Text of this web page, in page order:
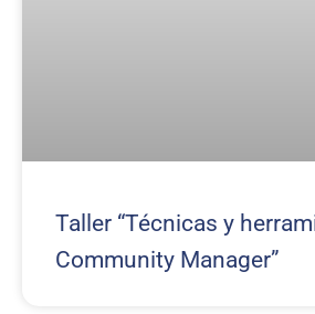
Taller “Técnicas y
Community Manager”